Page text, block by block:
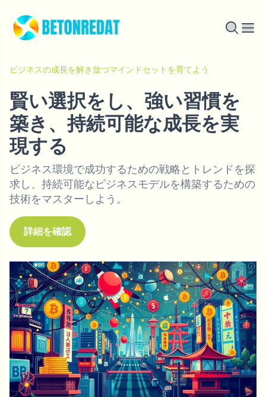
ビジネスの成長を解き放つマインドセットを育てよう
賢い選択をし、強い習慣を
築き、持続可能な成長を実
現する
ビジネス環境で成功するための戦略とトレンドを探
求し、持続可能なビジネスモデルを構築するための
技術をマスターしよう。
詳細を確認